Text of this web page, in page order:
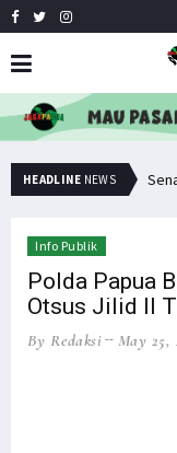
HEADLINE NEWS Senator Filep: Miras Jelas Sumbang Angka Kematian di Papua
Info Publik
Polda Papua
Otsus Jilid II
By Redaksi May 25,